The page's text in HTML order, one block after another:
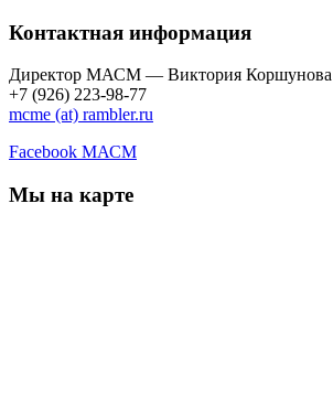
Контактная информация
Директор МАСМ — Виктория Коршунова
+7 (926) 223-98-77
mcme (at) rambler.ru
Facebook МАСМ
Мы на карте